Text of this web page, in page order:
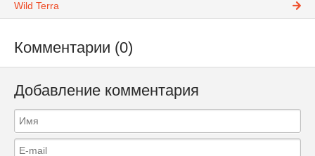
Wild Terra
Комментарии (0)
Добавление комментария